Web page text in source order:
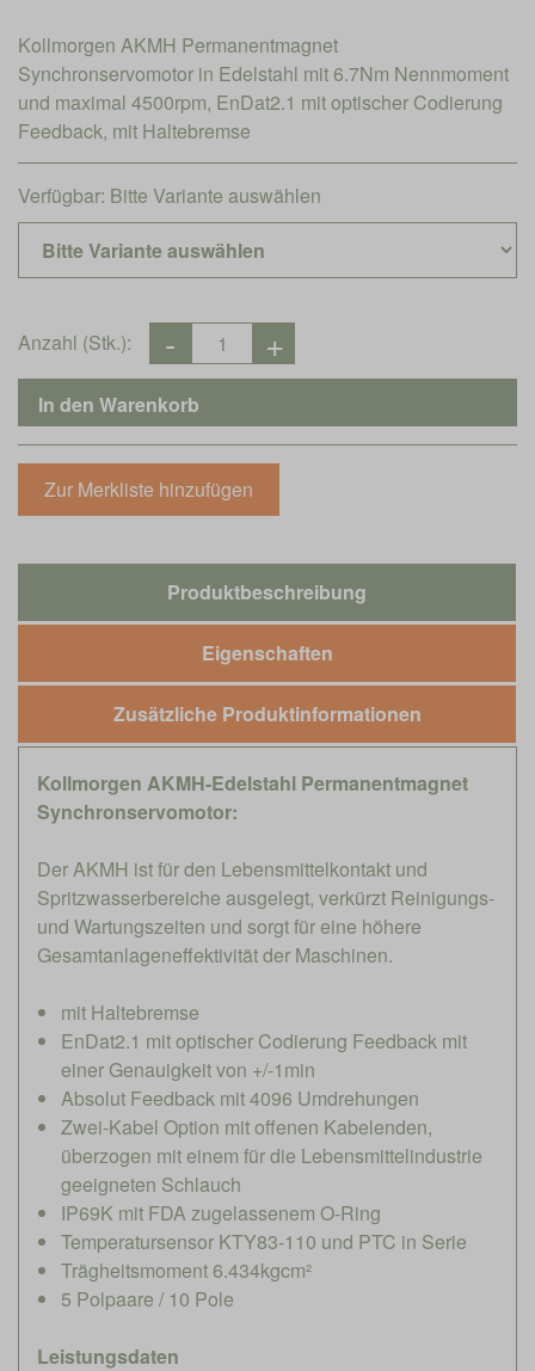
Kollmorgen AKMH Permanentmagnet
Synchronservomotor in Edelstahl mit 6.7Nm Nennmoment
und maximal 4500rpm, EnDat2.1 mit optischer Codierung
Feedback, mit Haltebremse
Verfügbar: Bitte Variante auswählen
Anzahl (Stk.):
Produktbeschreibung
Eigenschaften
Zusätzliche Produktinformationen
Kollmorgen AKMH-Edelstahl Permanentmagnet
Synchronservomotor:
Der AKMH ist für den Lebensmittelkontakt und
Spritzwasserbereiche ausgelegt, verkürzt Reinigungs-
und Wartungszeiten und sorgt für eine höhere
Gesamtanlageneffektivität der Maschinen.
mit Haltebremse
EnDat2.1 mit optischer Codierung Feedback mit
einer Genauigkeit von +/-1min
Absolut Feedback mit 4096 Umdrehungen
Zwei-Kabel Option mit offenen Kabelenden,
überzogen mit einem für die Lebensmittelindustrie
geeigneten Schlauch
IP69K mit FDA zugelassenem O-Ring
Temperatursensor KTY83-110 und PTC in Serie
Trägheitsmoment 6.434kgcm²
5 Polpaare / 10 Pole
Leistungsdaten